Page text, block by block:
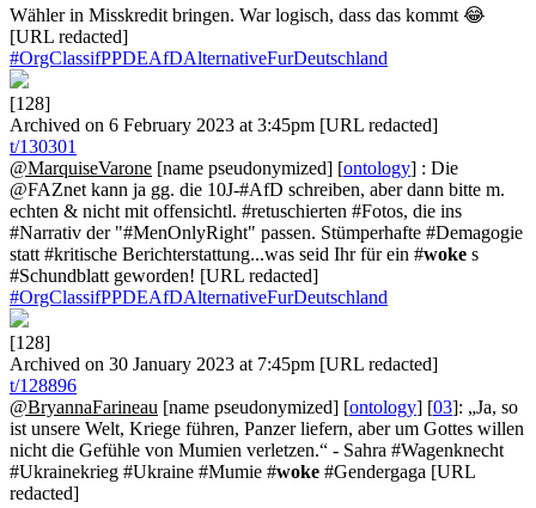
Wähler in Misskredit bringen. War logisch, dass das kommt 😂
[URL redacted]
#OrgClassifPPDEAfDAlternativeFurDeutschland
[128]
Archived on 6 February 2023 at 3:45pm [URL redacted]
t/130301
@MarquiseVarone [name pseudonymized] [ontology] : Die
@FAZnet kann ja gg. die 10J-#AfD schreiben, aber dann bitte m.
echten & nicht mit offensichtl. #retuschierten #Fotos, die ins
#Narrativ der "#MenOnlyRight" passen. Stümperhafte #Demagogie
statt #kritische Berichterstattung...was seid Ihr für ein #woke s
#Schundblatt geworden! [URL redacted]
#OrgClassifPPDEAfDAlternativeFurDeutschland
[128]
Archived on 30 January 2023 at 7:45pm [URL redacted]
t/128896
@BryannaFarineau [name pseudonymized] [ontology] [03]: „Ja, so
ist unsere Welt, Kriege führen, Panzer liefern, aber um Gottes willen
nicht die Gefühle von Mumien verletzen.“ - Sahra #Wagenknecht
#Ukrainekrieg #Ukraine️ #Mumie #woke #Gendergaga [URL
redacted]